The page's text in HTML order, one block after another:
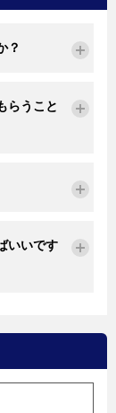
？
らうこと
いいです